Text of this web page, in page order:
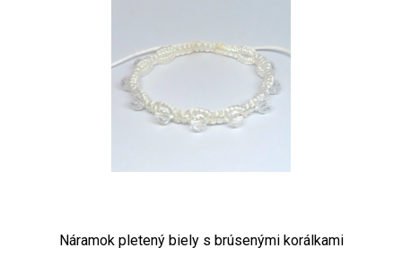
Náramok pletený biely s brúsenými korálkami